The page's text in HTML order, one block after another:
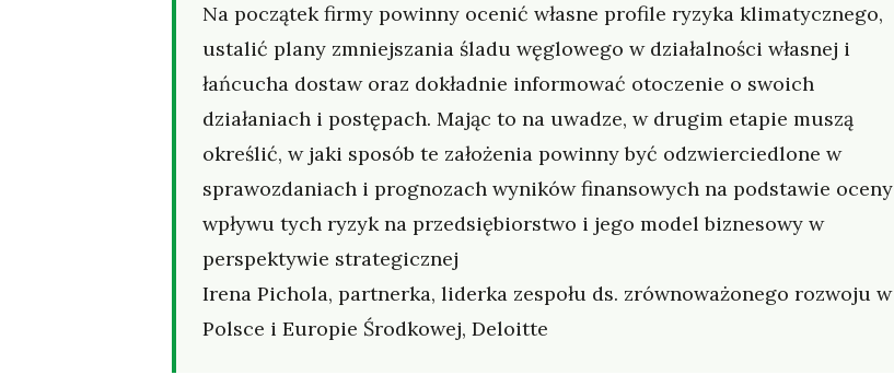
Na początek firmy powinny ocenić własne profile ryzyka klimatycznego,
ustalić plany zmniejszania śladu węglowego w działalności własnej i
łańcucha dostaw oraz dokładnie informować otoczenie o swoich
działaniach i postępach. Mając to na uwadze, w drugim etapie muszą
określić, w jaki sposób te założenia powinny być odzwierciedlone w
sprawozdaniach i prognozach wyników finansowych na podstawie oceny
wpływu tych ryzyk na przedsiębiorstwo i jego model biznesowy w
perspektywie strategicznej
Irena Pichola, partnerka, liderka zespołu ds. zrównoważonego rozwoju w
Polsce i Europie Środkowej, Deloitte